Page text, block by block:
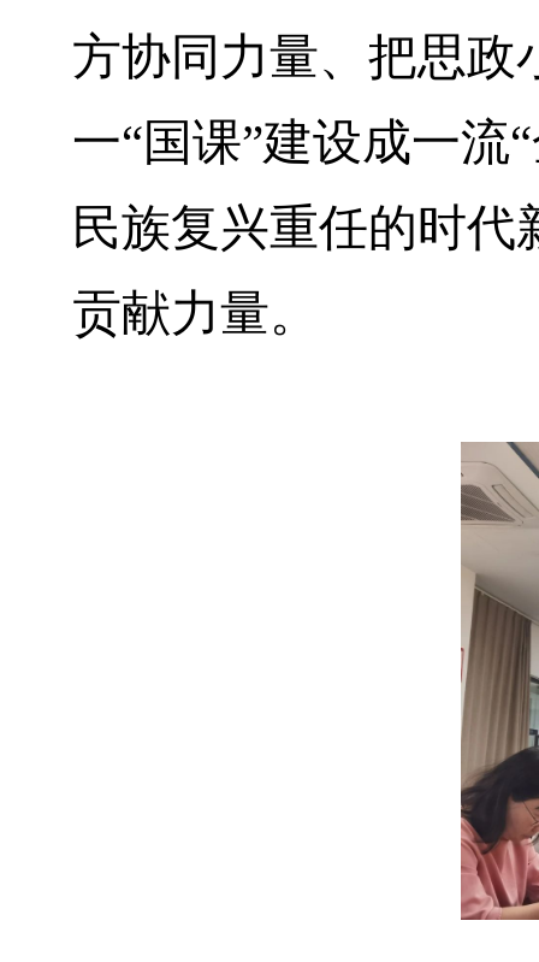
方协同力量、把思政
一“国课”建设成一流
民族复兴重任的时
贡献力量。